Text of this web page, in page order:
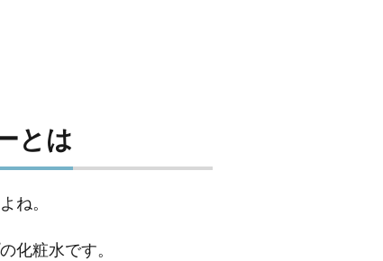
とは
ね。
化粧水です。